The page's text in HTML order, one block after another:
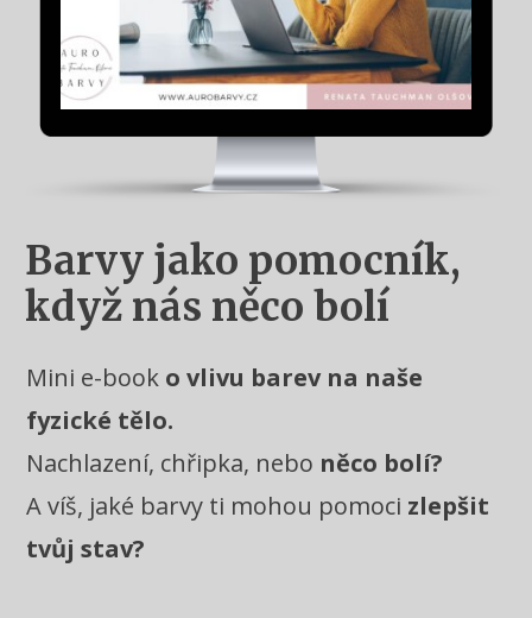
Barvy jako pomocník,
když nás něco bolí
Mini e-book o vlivu barev na naše
fyzické tělo.
Nachlazení, chřipka, nebo něco bolí?
A víš, jaké barvy ti mohou pomoci zlepšit
tvůj stav?